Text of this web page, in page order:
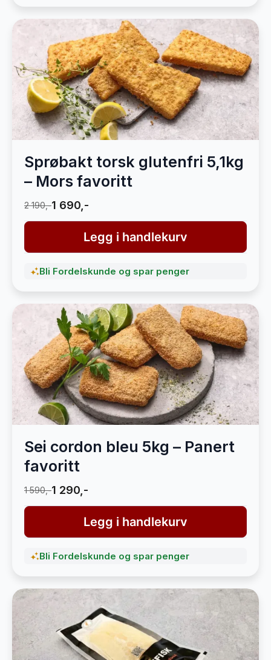
Sprøbakt torsk glutenfri 5,1kg
– Mors favoritt
2 190,-1 690,-
Legg i handlekurv
Bli Fordelskunde og spar penger
Sei cordon bleu 5kg – Panert
favoritt
1 590,-1 290,-
Legg i handlekurv
Bli Fordelskunde og spar penger